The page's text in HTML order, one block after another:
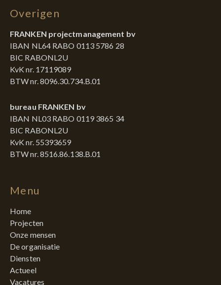
Overigen
FRANKEN projectmanagement bv
IBAN NL64 RABO 0113 5786 28
BIC RABONL2U
KvK nr. 17119089
BTW nr. 8096.30.734.B.01
bureau FRANKEN bv
IBAN NL03 RABO 0119 3865 34
BIC RABONL2U
KvK nr. 55393659
BTW nr. 8516.86.138.B.01
Menu
Home
Projecten
Onze mensen
De organisatie
Diensten
Actueel
Vacatures